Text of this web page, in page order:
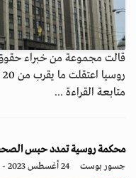
قالت مجموعة من خبراء حقوق
روسيا اعتقلت ما يقرب من 20 ألف شخص لاحتجاجهم على الحرب ف...
متابعة القراءة ...
محكمة روسية تمدد حبس
جسور بوست 24 أغسطس 2023 - 04:20